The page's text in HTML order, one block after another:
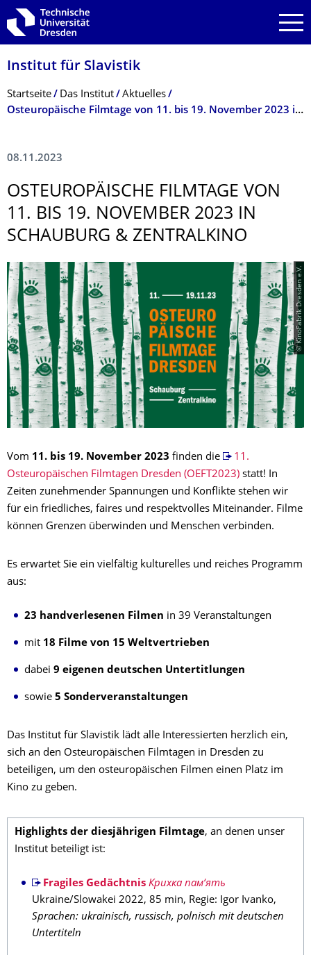
Zur Hauptnavigation springen
Zur Suche springen
Zum Inhalt springen
Institut für Slavistik
Breadcrumb-Menü
Startseite Das Institut
Aktuelles
Osteuropäische Filmtage von 11. bis 19. November 2023 in Schauburg & Zentralkino
08.11.2023
OSTEUROPÄISCHE FILMTAGE VON
11. BIS 19. NOVEMBER 2023 IN
SCHAUBURG & ZENTRALKINO
© KinoFabrik Dresden e.V.
Vom 11. bis 19. November 2023 finden die
11.
Osteuropäischen Filmtagen Dresden (OEFT2023) statt! In
Zeiten zunehmender Spannungen und Konflikte stehen wir
für ein friedliches, faires und respektvolles Miteinander. Filme
können Grenzen überwinden und Menschen verbinden.
Es erwartet Sie ein vielfältig kulturelles und reiches Programm
aus:
23 handverlesenen Filmen in 39 Veranstaltungen
mit 18 Filme von 15 Weltvertrieben
dabei 9 eigenen deutschen Untertitlungen
sowie 5 Sonderveranstaltungen
Das Institut für Slavistik lädt alle Interessierten herzlich ein,
sich an den Osteuropäischen Filmtagen in Dresden zu
beteiligen, um den osteuropäischen Filmen einen Platz im
Kino zu geben.
Highlights der diesjährigen Filmtage, an denen unser
Institut beteiligt ist:
Fragiles Gedächtnis Крихка пам‘ять
Ukraine/Slowakei 2022, 85 min, Regie: Igor Ivanko,
Sprachen: ukrainisch, russisch, polnisch mit deutschen
Untertiteln